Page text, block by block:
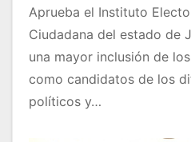
Aprueba el Instituto
Ciudadana del estado de
una mayor inclusión de
como candidatos de los
políticos y…